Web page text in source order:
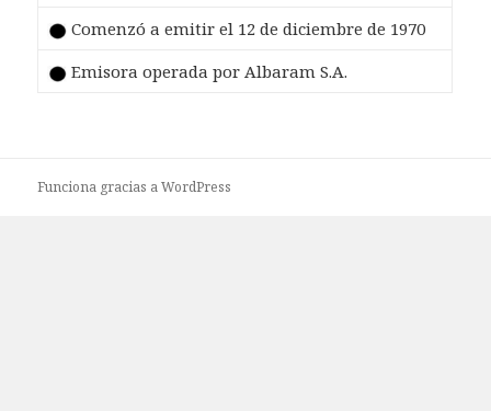
Comenzó a emitir el 12 de diciembre de 1970
Emisora operada por Albaram S.A.
Funciona gracias a WordPress